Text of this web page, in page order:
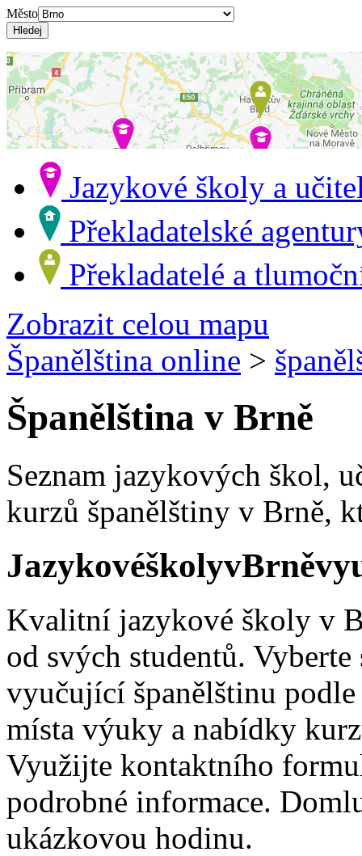
Město
Jazykové školy a
Překladatelské
Překladatelé a
Zobrazit celou mapu
Španělština online >
Španělština v Brně
Seznam jazykových škol,
kurzů španělštiny v Brně,
JazykovéškolyvBrně
Kvalitní jazykové školy v
od svých studentů.
vyučující španělštinu
místa výuky a nabídky
Využijte kontaktního
podrobné informace.
ukázkovou hodinu.